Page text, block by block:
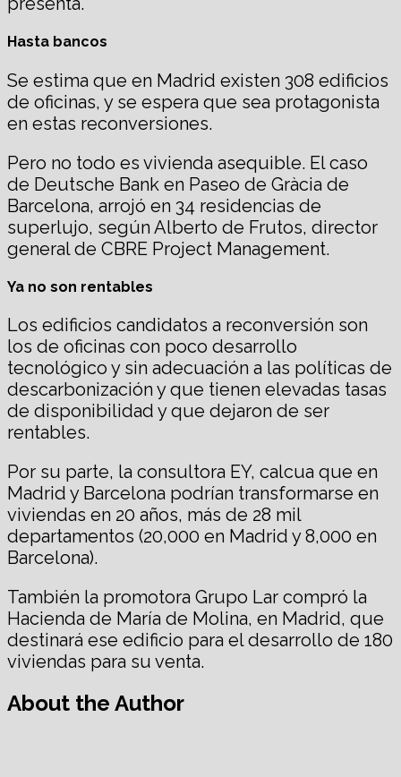
Hasta bancos
Se estima que en Madrid existen 308 edificios
de oficinas, y se espera que sea protagonista
en estas reconversiones.
Pero no todo es vivienda asequible. El caso
de Deutsche Bank en Paseo de Gràcia de
Barcelona, arrojó en 34 residencias de
superlujo, según Alberto de Frutos, director
general de CBRE Project Management.
Ya no son rentables
Los edificios candidatos a reconversión son
los de oficinas con poco desarrollo
tecnológico y sin adecuación a las políticas de
descarbonización y que tienen elevadas tasas
de disponibilidad y que dejaron de ser
rentables.
Por su parte, la consultora EY, calcua que en
Madrid y Barcelona podrían transformarse en
viviendas en 20 años, más de 28 mil
departamentos (20,000 en Madrid y 8,000 en
Barcelona).
También la promotora Grupo Lar compró la
Hacienda de María de Molina, en Madrid, que
destinará ese edificio para el desarrollo de 180
viviendas para su venta.
About the Author